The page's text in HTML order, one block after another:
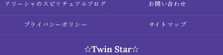
アリーシャのスピリチュアルブログ お問い合わせ
プライバシーポリシー サイトマップ